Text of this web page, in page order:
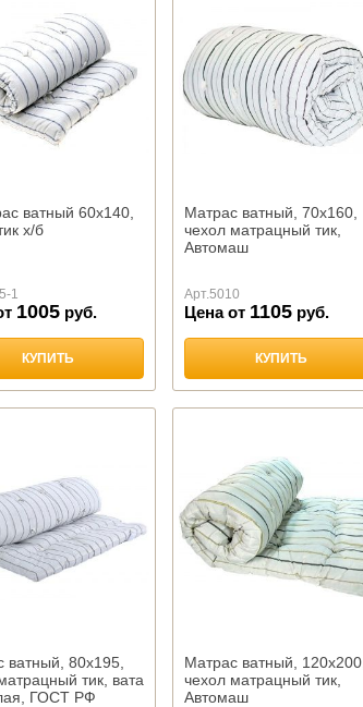
ватный 60х140,
х/б
1
1005 руб.
КУПИТЬ
Матрас ватный, 70х160,
чехол матрацный тик,
Автомаш
Арт.5010
Цена от 1105 руб.
КУПИТЬ
ватный, 80х195,
тик, вата
ГОСТ РФ
Матрас ватный, 120х200,
чехол матрацный тик,
Автомаш